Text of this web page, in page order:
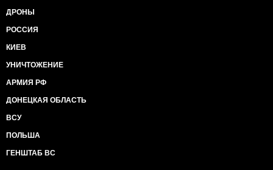
ДРОНЫ
РОССИЯ
КИЕВ
УНИЧТОЖЕНИЕ
АРМИЯ РФ
ДОНЕЦКАЯ ОБЛАСТЬ
ВСУ
ПОЛЬША
ГЕНШТАБ ВС